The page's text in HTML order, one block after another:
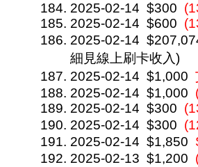
2025-02-14 $300
2025-02-14 $600
2025-02-14
細見線上刷卡收入)
2025-02-14 $1,000
2025-02-14 $1,000
2025-02-14 $300
2025-02-14 $300
2025-02-14 $1,850
2025-02-13 $1,200